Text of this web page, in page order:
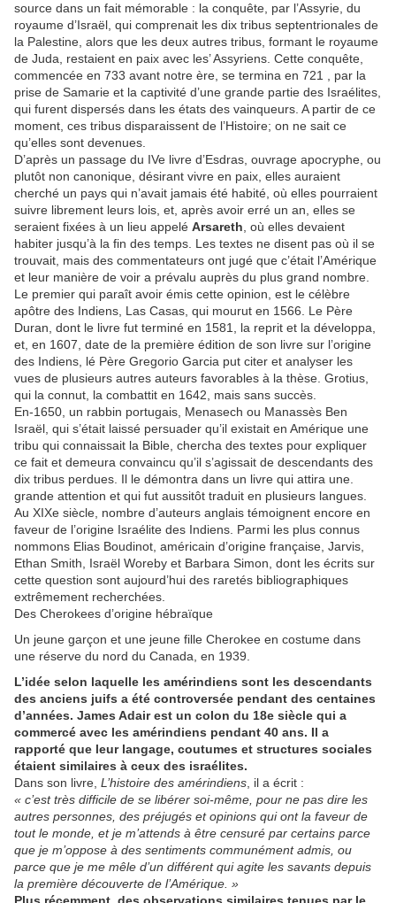
source dans un fait mémorable : la conquête, par l’Assyrie, du
royaume d’Israël, qui comprenait les dix tribus septentrionales de
la Palestine, alors que les deux autres tribus, formant le royaume
de Juda, restaient en paix avec les’ Assyriens. Cette conquête,
commencée en 733 avant notre ère, se termina en 721 , par la
prise de Samarie et la captivité d’une grande partie des Israélites,
qui furent dispersés dans les états des vainqueurs. A partir de ce
moment, ces tribus disparaissent de l’Histoire; on ne sait ce
qu’elles sont devenues.
D’après un passage du IVe livre d’Esdras, ouvrage apocryphe, ou
plutôt non canonique, désirant vivre en paix, elles auraient
cherché un pays qui n’avait jamais été habité, où elles pourraient
suivre librement leurs lois, et, après avoir erré un an, elles se
seraient fixées à un lieu appelé Arsareth, où elles devaient
habiter jusqu’à la fin des temps. Les textes ne disent pas où il se
trouvait, mais des commentateurs ont jugé que c’était l’Amérique
et leur manière de voir a prévalu auprès du plus grand nombre.
Le premier qui paraît avoir émis cette opinion, est le célèbre
apôtre des Indiens, Las Casas, qui mourut en 1566. Le Père
Duran, dont le livre fut terminé en 1581, la reprit et la développa,
et, en 1607, date de la première édition de son livre sur l’origine
des Indiens, lé Père Gregorio Garcia put citer et analyser les
vues de plusieurs autres auteurs favorables à la thèse. Grotius,
qui la connut, la combattit en 1642, mais sans succès.
En-1650, un rabbin portugais, Menasech ou Manassès Ben
Israël, qui s’était laissé persuader qu’il existait en Amérique une
tribu qui connaissait la Bible, chercha des textes pour expliquer
ce fait et demeura convaincu qu’il s’agissait de descendants des
dix tribus perdues. Il le démontra dans un livre qui attira une.
grande attention et qui fut aussitôt traduit en plusieurs langues.
Au XIXe siècle, nombre d’auteurs anglais témoignent encore en
faveur de l’origine Israélite des Indiens. Parmi les plus connus
nommons Elias Boudinot, américain d’origine française, Jarvis,
Ethan Smith, Israël Woreby et Barbara Simon, dont les écrits sur
cette question sont aujourd’hui des raretés bibliographiques
extrêmement recherchées.
Des Cherokees d’origine hébraïque
Un jeune garçon et une jeune fille Cherokee en costume dans
une réserve du nord du Canada, en 1939.
L’idée selon laquelle les amérindiens sont les descendants
des anciens juifs a été controversée pendant des centaines
d’années. James Adair est un colon du 18e siècle qui a
commercé avec les amérindiens pendant 40 ans. Il a
rapporté que leur langage, coutumes et structures sociales
étaient similaires à ceux des israélites.
Dans son livre, L’histoire des amérindiens, il a écrit :
« c’est très difficile de se libérer soi-même, pour ne pas dire les
autres personnes, des préjugés et opinions qui ont la faveur de
tout le monde, et je m’attends à être censuré par certains parce
que je m’oppose à des sentiments communément admis, ou
parce que je me mêle d’un différent qui agite les savants depuis
la première découverte de l’Amérique. »